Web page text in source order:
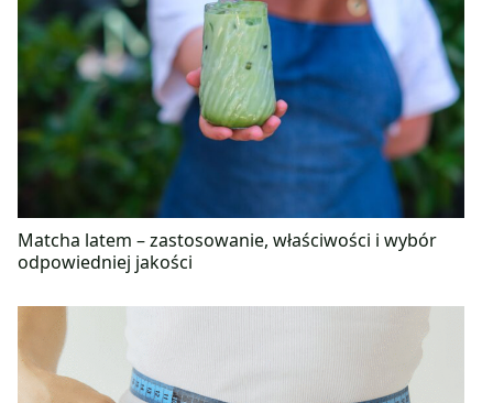
Matcha latem – zastosowanie, właściwości i wybór
odpowiedniej jakości